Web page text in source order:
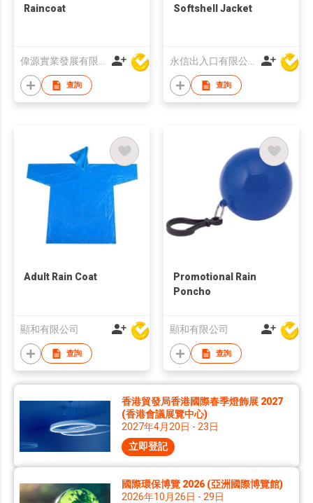
Raincoat
查詢
Softshell Jacket
查詢
Adult Rain Coat
顯和有限公司
查詢
Promotional Rain
Poncho
顯和有限公司
查詢
香港貿發局香港國際春季燈飾展 2027
(香港會議展覽中心)
2027年4月20日 - 23日
立即登記
國際環保博覽 2026 (亞洲國際博覽館)
2026年10月26日 - 29日